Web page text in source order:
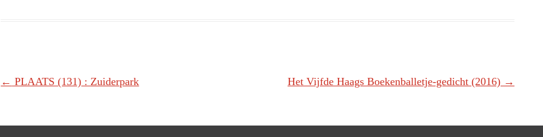
Berichtnavigatie
← PLAATS (131) : Zuiderpark Het Vijfde Haags Boekenballetje-gedicht (2016) →